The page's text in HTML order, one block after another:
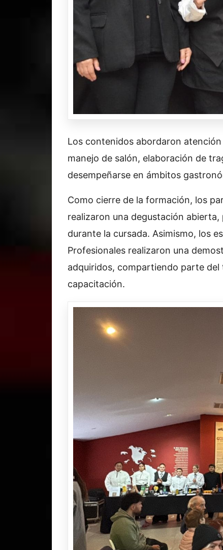
Los contenidos abordaron
manejo de salón, elaboración de
desempeñarse en ámbitos
Como cierre de la formación, los
realizaron una degustación
durante la cursada. Asimismo, los
Profesionales realizaron una
adquiridos, compartiendo parte
capacitación.